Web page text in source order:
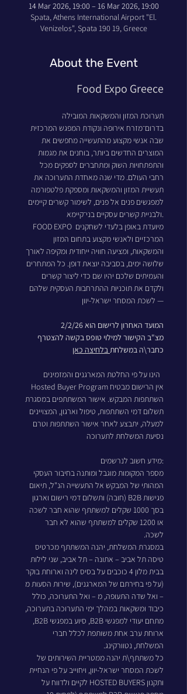
14 Mar 2026, 19:00 – 16 Mar 2026, 19:00
Spata, Athens International Airport "El.
Venizelos", Spata 190 19, Greece
About the Event
Food Expo Greece
תערוכת המזון והמשקאות המובילה
בדרום־מזרח אירופה ונקודת המפגש המרכזית
שבה אנשי מקצוע מהתעשייה מחפשים את
המוצרים החדשים ביותר, בוחנים את מגמות
והתפתחויות השוק ומתחברים לספקים מכל
רחבי העולם. מדי שנה מאחדת התערוכה את
תעשיית המזון והמשקאות ומספקת פלטפורמה
למפגשים פנים אל פנים, לשימור קשרים קיימים
ולבניית קשרים עסקיים בני־קיימא.
FOOD EXPO מיועדת באופן בלעדי לשחקנים
המרכזיים ולאנשי מקצוע בתחום המזון
והמשקאות, ומציעה חוויה ייחודית ומקיפה לאורך
שלושה ימים, בסביבה יוצאת דופן. כל המתחרים
והעמיתים שלכם יהיו שם כדי ליצור קשרים
ולקדם את תוכניות ההתרחבות העסקית שלהם
— לשכת המסחר ישראל-יוון
המועד האחרון לרישום הוא 2/2/26
מצ"ב הקישור למילוי טופס בקשה להצטרף
כחבר\ה במשלחת בלחיצה כאן
Hosted Buyer Programאין הרישום מבטיח
השתתפות המבקש. אישור המשתתפים במסגרת
תשלום דמי השתתפות, טיפול וארגון, המצויינים
למעלה, יתבצע לאחר אישור השתתפות וטרם
נסיעת המשלחת לתערוכה
מידע חשוב לנרשמים:
מספר המקומות מוגבל ומותנה בחיבור העסקי
המהותי של המבקש אל התעשייה הנ"ל, תיאום
פגישות B2B (חובה) ותשלום דמי רישום וארגון
בסך 1000 שקלים למשתתף שהוא חבר לשכה
או 1200 שקלים למשתתף שהוא לא חבר
לשכה.
במסגרת המשלחת, יהנה המשתתף מכרטיס
טיסה תל אביב – אתונה – תל אביב, שני לילות
בבית מלון 4 כוכבים על בסיס לינה וארוחת בוקר
(על פי בחירתם של המארגנים), שירות הסעות מ
– ואל שדה התעופה, מ – ואל התערוכה, כולל
כיבוד ומשקאות במהלך ימי התערוכה בתערוכה,
מתחם יעודי למפגשי B2B, סיוע במפגשי B2B,
ארוחת ערב אחת משותפת לכלל חברי
המשלחת, נטוורקינג.
כל משתתף\ת יהנה ממטריית השירותים של
לשכת המסחר ישראל-יוון, ויחוייב על פי הנחיית
ותקנון HOSTED BUYERS לקיים ולדווח על